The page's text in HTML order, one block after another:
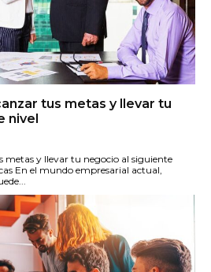
tus metas y llevar tu
nivel
metas y llevar tu negocio al siguiente
En el mundo empresarial actual,